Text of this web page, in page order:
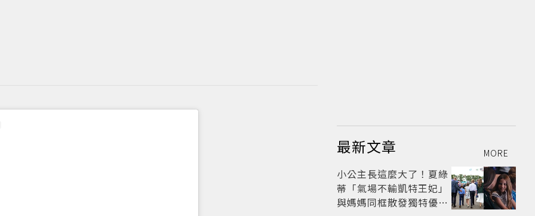
最新文章 MORE
小公主長這麼大了！夏綠
蒂「氣場不輸凱特王妃」
與媽媽同框散發獨特優雅